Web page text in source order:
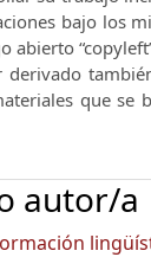
bajo los
abierto
que se
autor/a